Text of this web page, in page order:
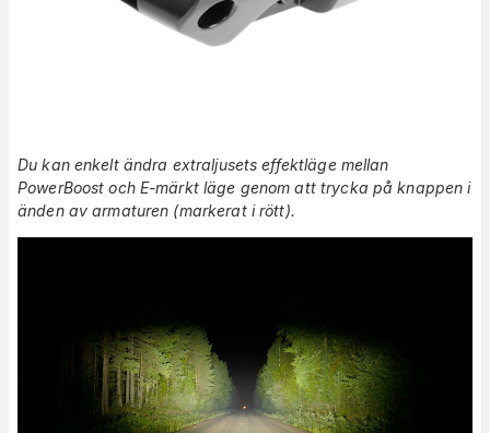
Du kan enkelt ändra extraljusets effektläge mellan
PowerBoost och E-märkt läge genom att trycka på knappen i
änden av armaturen (markerat i rött).